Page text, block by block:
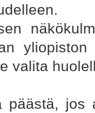
valita
päästä,